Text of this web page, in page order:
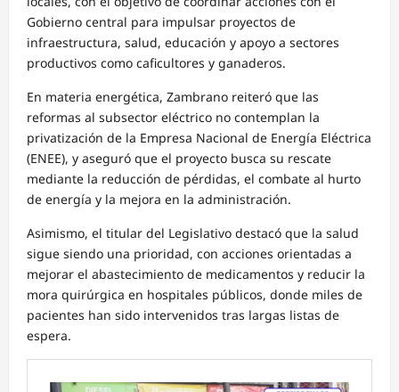
Gobierno central para impulsar proyectos de
infraestructura, salud, educación y apoyo a sectores
productivos como caficultores y ganaderos.
En materia energética, Zambrano reiteró que las
reformas al subsector eléctrico no contemplan la
privatización de la Empresa Nacional de Energía Eléctrica
(ENEE), y aseguró que el proyecto busca su rescate
mediante la reducción de pérdidas, el combate al hurto
de energía y la mejora en la administración.
Asimismo, el titular del Legislativo destacó que la salud
sigue siendo una prioridad, con acciones orientadas a
mejorar el abastecimiento de medicamentos y reducir la
mora quirúrgica en hospitales públicos, donde miles de
pacientes han sido intervenidos tras largas listas de
espera.